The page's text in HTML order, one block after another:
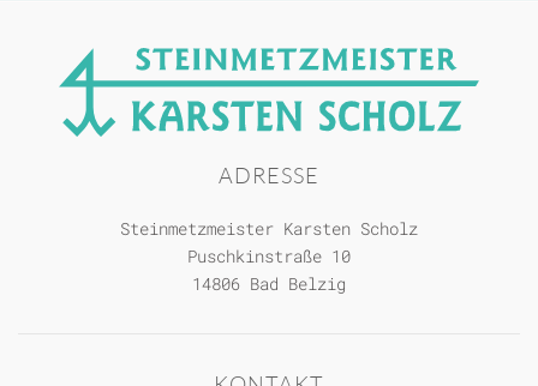
ADRESSE
Steinmetzmeister Karsten Scholz
Puschkinstraße 10
14806 Bad Belzig